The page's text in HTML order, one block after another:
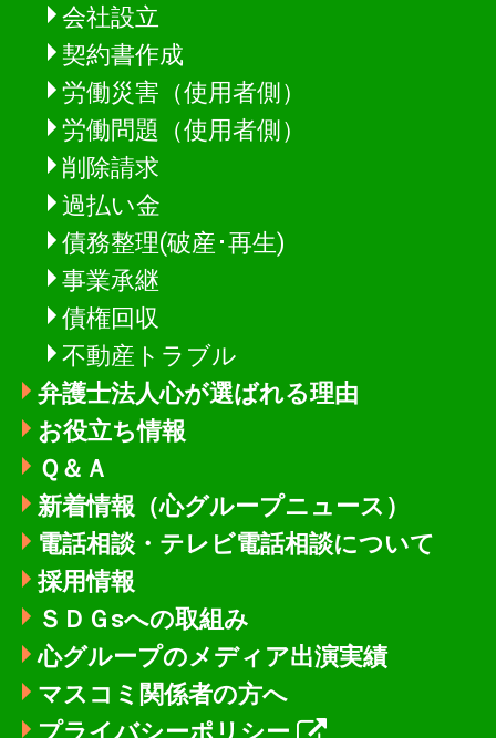
会社設立
契約書作成
労働災害（使用者側）
労働問題（使用者側）
削除請求
過払い金
債務整理(破産･再生)
事業承継
債権回収
不動産トラブル
弁護士法人心が選ばれる理由
お役立ち情報
Ｑ＆Ａ
新着情報 （心グループニュース）
電話相談・テレビ電話相談について
採用情報
ＳＤＧsへの取組み
心グループのメディア出演実績
マスコミ関係者の方へ
プライバシーポリシー